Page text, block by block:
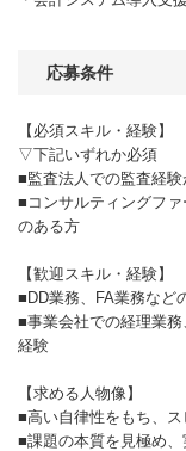
応募条件
【必須スキル・経験】
▽下記いずれか必須
■監査法人での監査経
■コンサルティングフ
のある方
【歓迎スキル・経験】
■DD業務、FA業務など
■事業会社での経理業
経験
【求める人物像】
■高い自律性をもち、
■課題の本質を見極め